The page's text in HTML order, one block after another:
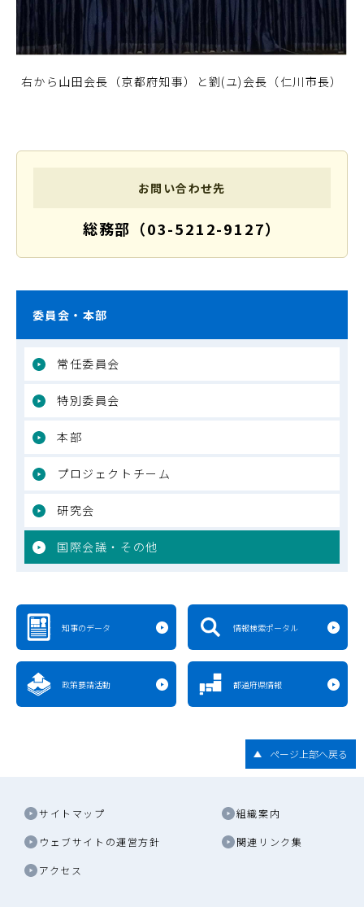
右から山田会長（京都府知事）と劉(ユ)会長（仁川市長）
お問い合わせ先
総務部（03-5212-9127）
委員会・本部
常任委員会
特別委員会
本部
プロジェクトチーム
研究会
国際会議・その他
知事のデータ 情報検索ポータル
政策要請活動 都道府県情報
ページ上部へ戻る
サイトマップ 組織案内
ウェブサイトの運営方針 関連リンク集
アクセス